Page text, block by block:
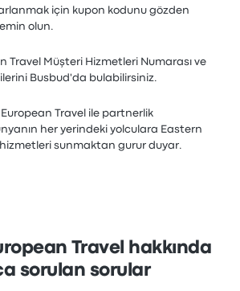
için kupon kodunu gözden
emin olun.
Travel Müşteri Hizmetleri Numarası ve
Busbud'da bulabilirsiniz.
Travel ile partnerlik
her yerindeki yolculara Eastern
sunmaktan gurur duyar.
Travel hakkında
sorulan sorular